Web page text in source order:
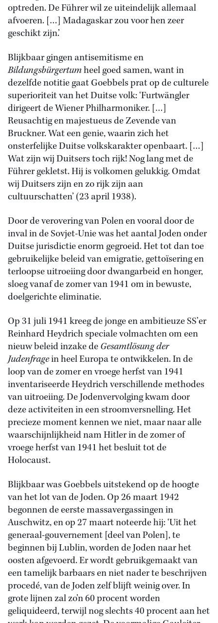
optreden. De Führer wil ze uiteindelijk allemaal
afvoeren. […] Madagaskar zou voor hen zeer
geschikt zijn.’
Blijkbaar gingen antisemitisme en
Bildungsbürgertumheel goed samen, want in
dezelfde notitie gaat Goebbels prat op de culturele
superioriteit van het Duitse volk: ‘Furtwängler
dirigeert de Wiener Philharmoniker. […]
Reusachtig en majestueus de Zevende van
Bruckner. Wat een genie, waarin zich het
onsterfelijke Duitse volkskarakter openbaart. […]
Wat zijn wij Duitsers toch rijk! Nog lang met de
Führer gekletst. Hij is volkomen gelukkig. Omdat
wij Duitsers zijn en zo rijk zijn aan
cultuurschatten’ (23 april 1938).
Door de verovering van Polen en vooral door de
inval in de Sovjet-Unie was het aantal Joden onder
Duitse jurisdictie enorm gegroeid. Het tot dan toe
gebruikelijke beleid van emigratie, gettoïsering en
terloopse uitroeiing door dwangarbeid en honger,
sloeg vanaf de zomer van 1941 om in bewuste,
doelgerichte eliminatie.
Op 31 juli 1941 kreeg de jonge en ambitieuze SS’er
Reinhard Heydrich speciale volmachten om een
nieuw beleid inzake deGesamtlösung der
Judenfragein heel Europa te ontwikkelen. In de
loop van de zomer en vroege herfst van 1941
inventariseerde Heydrich verschillende methodes
van uitroeiing. De Jodenvervolging kwam door
deze activiteiten in een stroomversnelling. Het
precieze moment kennen we niet, maar naar alle
waarschijnlijkheid nam Hitler in de zomer of
vroege herfst van 1941 het besluit tot de
Holocaust.
Blijkbaar was Goebbels uitstekend op de hoogte
van het lot van de Joden. Op 26 maart 1942
begonnen de eerste massavergassingen in
Auschwitz, en op 27 maart noteerde hij: ‘Uit het
generaal-gouvernement [deel van Polen], te
beginnen bij Lublin, worden de Joden naar het
oosten afgevoerd. Er wordt gebruikgemaakt van
een tamelijk barbaars en niet nader te beschrijven
procedé, van de Joden zelf blijft weinig over. In
grote lijnen zal zo’n 60 procent worden
geliquideerd, terwijl nog slechts 40 procent aan het